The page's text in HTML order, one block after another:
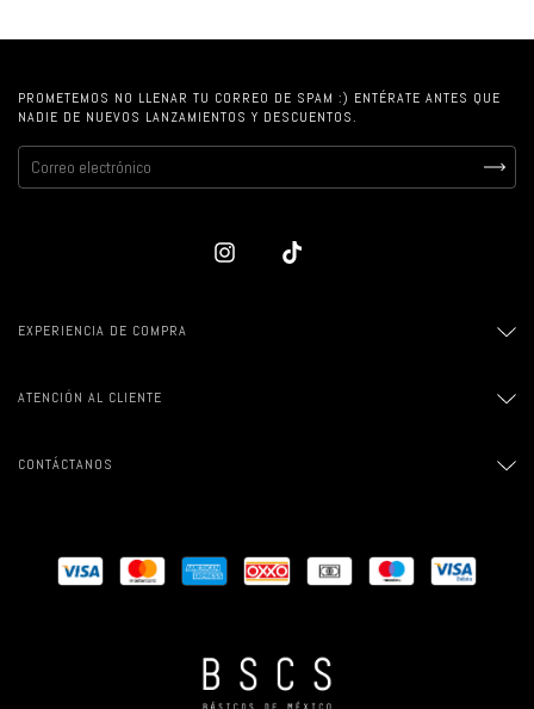
PROMETEMOS NO LLENAR TU CORREO DE SPAM :) ENTÉRATE ANTES QUE
NADIE DE NUEVOS LANZAMIENTOS Y DESCUENTOS.
EXPERIENCIA DE COMPRA
ATENCIÓN AL CLIENTE
CONTÁCTANOS